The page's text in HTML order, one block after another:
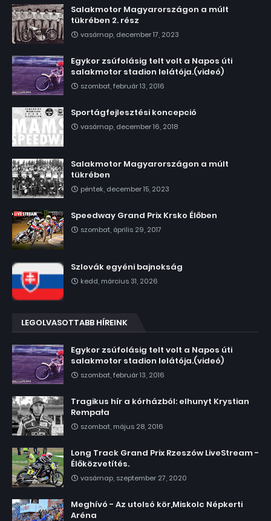
Salakmotor Magyarországon a múlt
tükrében 2. rész
vasárnap, december 17, 2023
Egykor zsúfolásig telt volt a Napos úti
salakmotor stadion lelátója.(videó)
szombat, február 13, 2016
Sportágfejlesztési koncepció
vasárnap, december 16, 2018
Salakmotor Magyarországon a múlt
tükrében
péntek, december 15, 2023
Speedway Grand Prix Krsko Élőben
szombat, április 29, 2017
Szlovák egyéni bajnokság
kedd, március 31, 2026
LEGOLVASOTTABB HÍREINK
Egykor zsúfolásig telt volt a Napos úti
salakmotor stadion lelátója.(videó)
szombat, február 13, 2016
Tragikus hír a kórházból: elhunyt Krystian
Rempała
szombat, május 28, 2016
Long Track Grand Prix Rzeszów LiveStream -
Élőközvetítés.
vasárnap, szeptember 27, 2020
Meghívó - Az utolsó kör,Miskolc Népkerti
Aréna